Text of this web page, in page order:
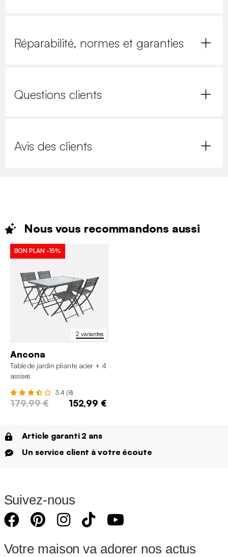
Réparabilité, normes et garanties
Questions clients
Avis des clients
Nous vous recommandons aussi
2 variantes
BON PLAN -15%
Ancona
Table de jardin pliante acier + 4
assises
3.4 (8)
179,99 € 152,99 €
Article garanti 2 ans
Un service client à votre écoute
Suivez-nous
Votre maison va adorer nos actus